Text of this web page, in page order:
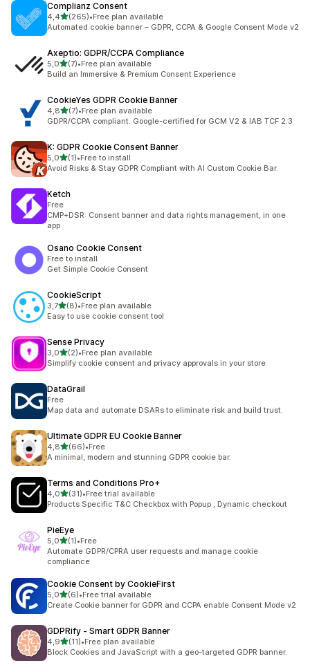
Complianz Consent
4,4na 5 gwiazdek
(265)
Łączna liczba recenzji: 265
•Free plan available
Automated cookie banner – GDPR, CCPA & Google Consent Mode v2
Axeptio: GDPR/CCPA Compliance
5,0na 5 gwiazdek
(7)
Łączna liczba recenzji: 7
•Free plan available
Build an Immersive & Premium Consent Experience
CookieYes GDPR Cookie Banner
4,8na 5 gwiazdek
(7)
Łączna liczba recenzji: 7
•Free plan available
GDPR/CCPA compliant. Google-certified for GCM V2 & IAB TCF 2.3
K: GDPR Cookie Consent Banner
5,0na 5 gwiazdek
(1)
Łączna liczba recenzji: 1
•Free to install
Avoid Risks & Stay GDPR Compliant with AI Custom Cookie Bar.
Ketch
Free
CMP+DSR: Consent banner and data rights management, in one
app
Osano Cookie Consent
Free to install
Get Simple Cookie Consent
CookieScript
3,7na 5 gwiazdek
(8)
Łączna liczba recenzji: 8
•Free plan available
Easy to use cookie consent tool
Sense Privacy
3,0na 5 gwiazdek
(2)
Łączna liczba recenzji: 2
•Free plan available
Simplify cookie consent and privacy approvals in your store
DataGrail
Free
Map data and automate DSARs to eliminate risk and build trust.
Ultimate GDPR EU Cookie Banner
4,8na 5 gwiazdek
(66)
Łączna liczba recenzji: 66
•Free
A minimal, modern and stunning GDPR cookie bar.
Terms and Conditions Pro+
4,0na 5 gwiazdek
(31)
Łączna liczba recenzji: 31
•Free trial available
Products Specific T&C Checkbox with Popup , Dynamic checkout
PieEye
5,0na 5 gwiazdek
(1)
Łączna liczba recenzji: 1
•Free
Automate GDPR/CPRA user requests and manage cookie
compliance
Cookie Consent by CookieFirst
5,0na 5 gwiazdek
(6)
Łączna liczba recenzji: 6
•Free trial available
Create Cookie banner for GDPR and CCPA enable Consent Mode v2
GDPRify ‑ Smart GDPR Banner
4,9na 5 gwiazdek
(11)
Łączna liczba recenzji: 11
•Free plan available
Block Cookies and JavaScript with a geo-targeted GDPR banner.